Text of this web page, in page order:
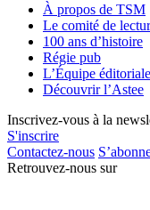
À propos de TSM
Le comité de
100 ans d’histoire
Régie pub
L’Équipe éditoriale
Découvrir l’Astee
Inscrivez-vous à la
S'inscrire
Contactez-nous
Retrouvez-nous sur